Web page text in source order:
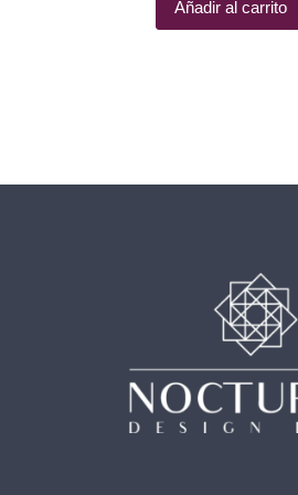
Añadir al carrito